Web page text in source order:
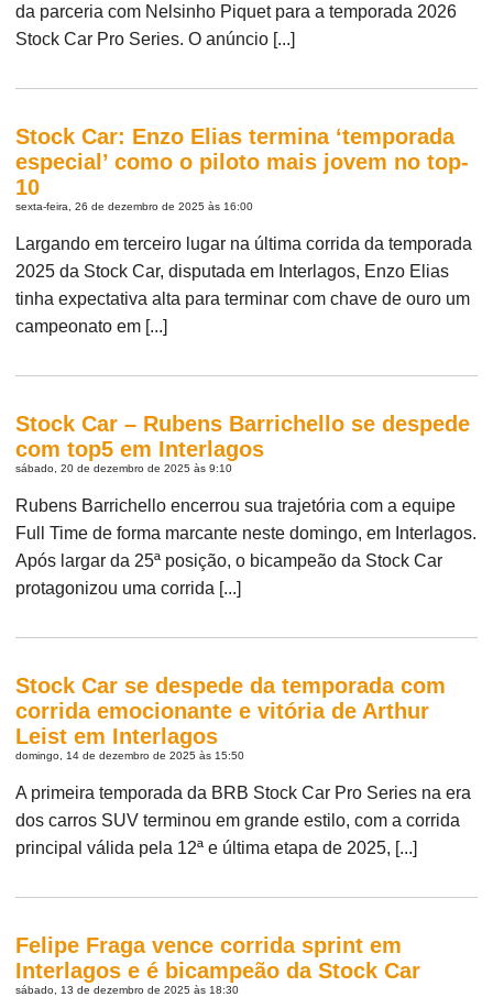
da parceria com Nelsinho Piquet para a temporada 2026
Stock Car Pro Series. O anúncio [...]
Stock Car: Enzo Elias termina ‘temporada
especial’ como o piloto mais jovem no top-
10
sexta-feira, 26 de dezembro de 2025 às 16:00
Largando em terceiro lugar na última corrida da temporada
2025 da Stock Car, disputada em Interlagos, Enzo Elias
tinha expectativa alta para terminar com chave de ouro um
campeonato em [...]
Stock Car – Rubens Barrichello se despede
com top5 em Interlagos
sábado, 20 de dezembro de 2025 às 9:10
Rubens Barrichello encerrou sua trajetória com a equipe
Full Time de forma marcante neste domingo, em Interlagos.
Após largar da 25ª posição, o bicampeão da Stock Car
protagonizou uma corrida [...]
Stock Car se despede da temporada com
corrida emocionante e vitória de Arthur
Leist em Interlagos
domingo, 14 de dezembro de 2025 às 15:50
A primeira temporada da BRB Stock Car Pro Series na era
dos carros SUV terminou em grande estilo, com a corrida
principal válida pela 12ª e última etapa de 2025, [...]
Felipe Fraga vence corrida sprint em
Interlagos e é bicampeão da Stock Car
sábado, 13 de dezembro de 2025 às 18:30